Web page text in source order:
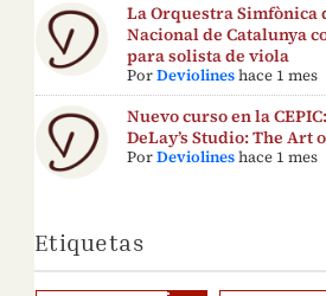
La Orquestra Simfònica
Nacional de Catalunya
para solista de viola
PorDeviolines hace 1 mes
Nuevo curso en la
DeLay’s Studio: The Art
PorDeviolines hace 1 mes
Etiquetas